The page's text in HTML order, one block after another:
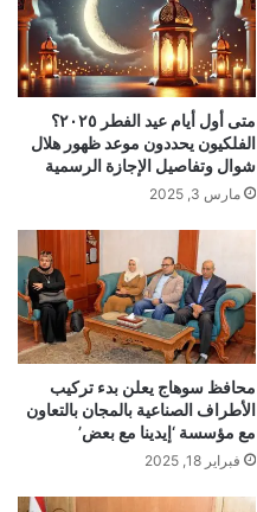
متى أول أيام عيد الفطر ٢٠٢٥؟
الفلكيون يحددون موعد ظهور هلال
شوال وتفاصيل الإجازة الرسمية
مارس 3, 2025
محافظ سوهاج يعلن بدء تركيب
الأطراف الصناعية بالمجان بالتعاون
مع مؤسسة ‘إيدينا مع بعض’
فبراير 18, 2025